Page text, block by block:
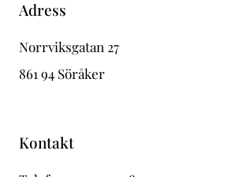
Adress
Norrviksgatan 27
861 94 Söråker
Kontakt